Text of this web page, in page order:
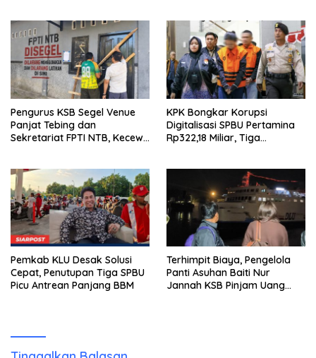
Pengurus KSB Segel Venue
Panjat Tebing dan
Sekretariat FPTI NTB, Kecewa
KPK Bongkar Korupsi
Digitalisasi SPBU Pertamina
Rp322,18 Miliar, Tiga
Pemkab KLU Desak Solusi
Cepat, Penutupan Tiga SPBU
Picu Antrean Panjang BBM
Terhimpit Biaya, Pengelola
Panti Asuhan Baiti Nur
Jannah KSB Pinjam Uang